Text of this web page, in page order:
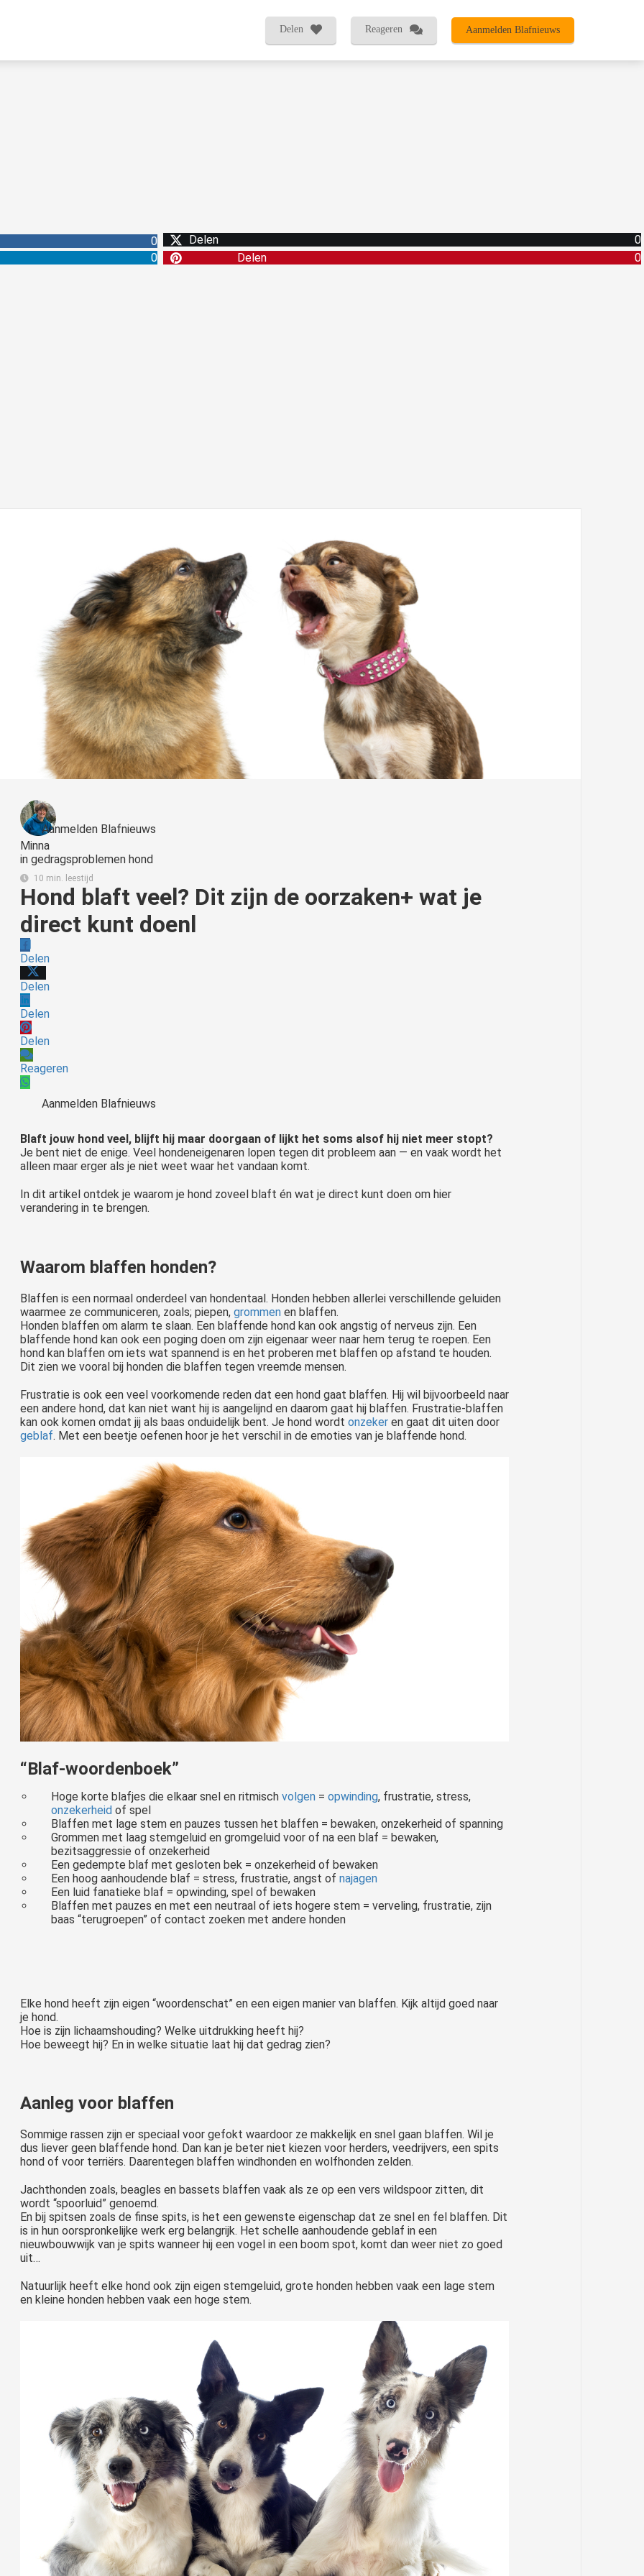
Delen Reageren Aanmelden Blafnieuws
0 Delen
0
0 Delen 0
Aanmelden Blafnieuws
Minna
in gedragsproblemen hond
10 min. leestijd
Hond blaft veel? Dit zijn de oorzaken+ wat je
direct kunt doenl
Delen
Delen
Delen
Delen
Reageren
Aanmelden Blafnieuws
Blaft jouw hond veel, blijft hij maar doorgaan of lijkt het soms alsof hij niet meer stopt?
Je bent niet de enige. Veel hondeneigenaren lopen tegen dit probleem aan — en vaak wordt het
alleen maar erger als je niet weet waar het vandaan komt.
In dit artikel ontdek je waarom je hond zoveel blaft én wat je direct kunt doen om hier
verandering in te brengen.
Waarom blaffen honden?
Blaffen is een normaal onderdeel van hondentaal. Honden hebben allerlei verschillende geluiden
waarmee ze communiceren, zoals; piepen, grommen en blaffen.
Honden blaffen om alarm te slaan. Een blaffende hond kan ook angstig of nerveus zijn. Een
blaffende hond kan ook een poging doen om zijn eigenaar weer naar hem terug te roepen. Een
hond kan blaffen om iets wat spannend is en het proberen met blaffen op afstand te houden.
Dit zien we vooral bij honden die blaffen tegen vreemde mensen.
Frustratie is ook een veel voorkomende reden dat een hond gaat blaffen. Hij wil bijvoorbeeld naar
een andere hond, dat kan niet want hij is aangelijnd en daarom gaat hij blaffen. Frustratie-blaffen
kan ook komen omdat jij als baas onduidelijk bent. Je hond wordt onzeker en gaat dit uiten door
geblaf. Met een beetje oefenen hoor je het verschil in de emoties van je blaffende hond.
“Blaf-woordenboek”
Hoge korte blafjes die elkaar snel en ritmischvolgen =opwinding, frustratie, stress,
onzekerheid of spel
Blaffen met lage stem en pauzes tussen het blaffen = bewaken, onzekerheid of spanning
Grommen met laag stemgeluid en gromgeluid voor of na een blaf = bewaken,
bezitsaggressie of onzekerheid
Een gedempte blaf met gesloten bek = onzekerheid of bewaken
Een hoog aanhoudende blaf = stress, frustratie, angst ofnajagen
Een luid fanatieke blaf = opwinding, spel of bewaken
Blaffen met pauzes en met een neutraal of iets hogere stem = verveling, frustratie, zijn
baas “terugroepen” of contact zoeken met andere honden
Elke hond heeft zijn eigen “woordenschat” en een eigen manier van blaffen. Kijk altijd goed naar
je hond.
Hoe is zijn lichaamshouding? Welke uitdrukking heeft hij?
Hoe beweegt hij? En in welke situatie laat hij dat gedrag zien?
Aanleg voor blaffen
Sommige rassen zijn er speciaal voor gefokt waardoor ze makkelijk en snel gaan blaffen. Wil je
dus liever geen blaffende hond. Dan kan je beter niet kiezen voor herders, veedrijvers, een spits
hond of voor terriërs. Daarentegen blaffen windhonden en wolfhonden zelden.
Jachthonden zoals, beagles en bassets blaffen vaak als ze op een vers wildspoor zitten, dit
wordt “spoorluid” genoemd.
En bij spitsen zoals de finse spits, is het een gewenste eigenschap dat ze snel en fel blaffen. Dit
is in hun oorspronkelijke werk erg belangrijk. Het schelle aanhoudende geblaf in een
nieuwbouwwijk van je spits wanneer hij een vogel in een boom spot, komt dan weer niet zo goed
uit…
Natuurlijk heeft elke hond ook zijn eigen stemgeluid, grote honden hebben vaak een lage stem
en kleine honden hebben vaak een hoge stem.